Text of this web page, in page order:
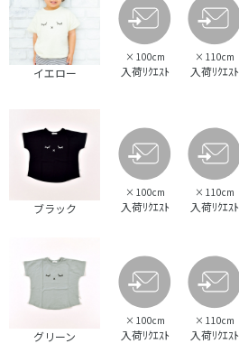
イエロー
× 100cm
入荷ﾘｸｴｽﾄ
× 110cm
入荷ﾘｸｴｽﾄ
ブラック
× 100cm
入荷ﾘｸｴｽﾄ
× 110cm
入荷ﾘｸｴｽﾄ
グリーン
× 100cm
入荷ﾘｸｴｽﾄ
× 110cm
入荷ﾘｸｴｽﾄ